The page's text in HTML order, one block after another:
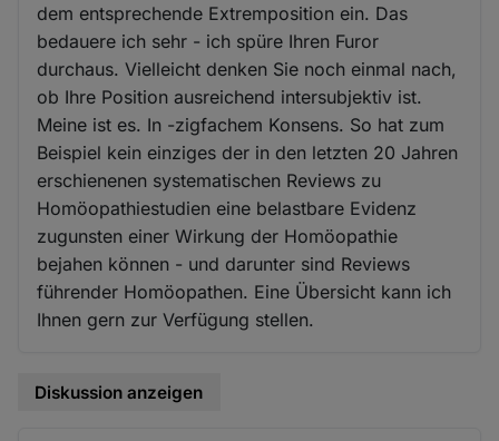
dem entsprechende Extremposition ein. Das
bedauere ich sehr - ich spüre Ihren Furor
durchaus. Vielleicht denken Sie noch einmal nach,
ob Ihre Position ausreichend intersubjektiv ist.
Meine ist es. In -zigfachem Konsens. So hat zum
Beispiel kein einziges der in den letzten 20 Jahren
erschienenen systematischen Reviews zu
Homöopathiestudien eine belastbare Evidenz
zugunsten einer Wirkung der Homöopathie
bejahen können - und darunter sind Reviews
führender Homöopathen. Eine Übersicht kann ich
Ihnen gern zur Verfügung stellen.
Diskussion anzeigen